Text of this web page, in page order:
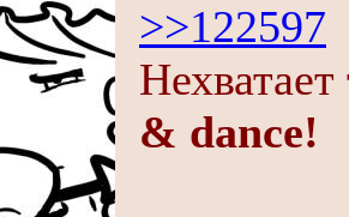
>>122597
& dance!